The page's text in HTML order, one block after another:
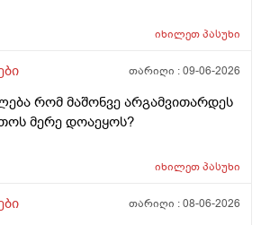
იხილეთპასუხი
თარიღი :09-06-2026
რომ მაშონვე არგამვითარდეს
მერე დოაეყოს?
იხილეთპასუხი
თარიღი :08-06-2026